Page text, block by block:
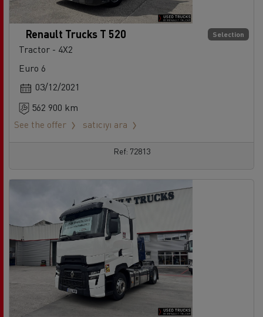
Selection
Renault Trucks T 520
Tractor - 4X2
Euro 6
03/12/2021
562 900 km
See the offer
satıcıyı ara
Ref: 72813